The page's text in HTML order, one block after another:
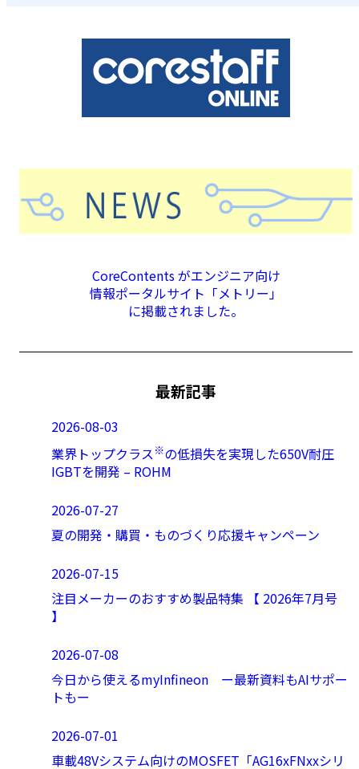
CoreContents がエンジニア向け
情報ポータルサイト「メトリー」
に掲載されました。
最新記事
2026-08-03
業界トップクラス ※の低損失を実現した650V耐圧
IGBTを開発 – ROHM
2026-07-27
夏の開発・購買・ものづくり応援キャンペーン
2026-07-15
注目メーカーのおすすめ製品特集 【 2026年7月号
】
2026-07-08
今日から使えるmyInfineon ー最新資料もAIサポー
トもー
2026-07-01
車載48Vシステム向けのMOSFET「AG16xFNxxシリ